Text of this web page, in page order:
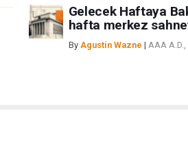
Gelecek Haftaya
hafta merkez
By Agustin Wazne | AAA A.D.,